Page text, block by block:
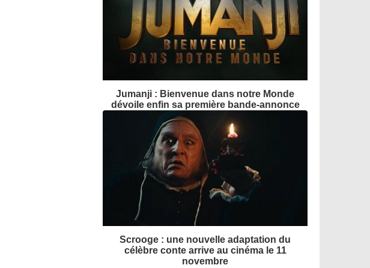
Jumanji : Bienvenue dans notre Monde
dévoile enfin sa première bande-annonce
Scrooge : une nouvelle adaptation du
célèbre conte arrive au cinéma le 11
novembre